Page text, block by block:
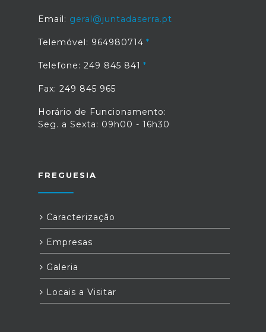
Email: geral@juntadaserra.pt
Telemóvel: 964980714
Telefone: 249 845 841
Fax: 249 845 965
Horário de Funcionamento:
Seg. a Sexta: 09h00 - 16h30
FREGUESIA
Caracterização
Empresas
Galeria
Locais a Visitar